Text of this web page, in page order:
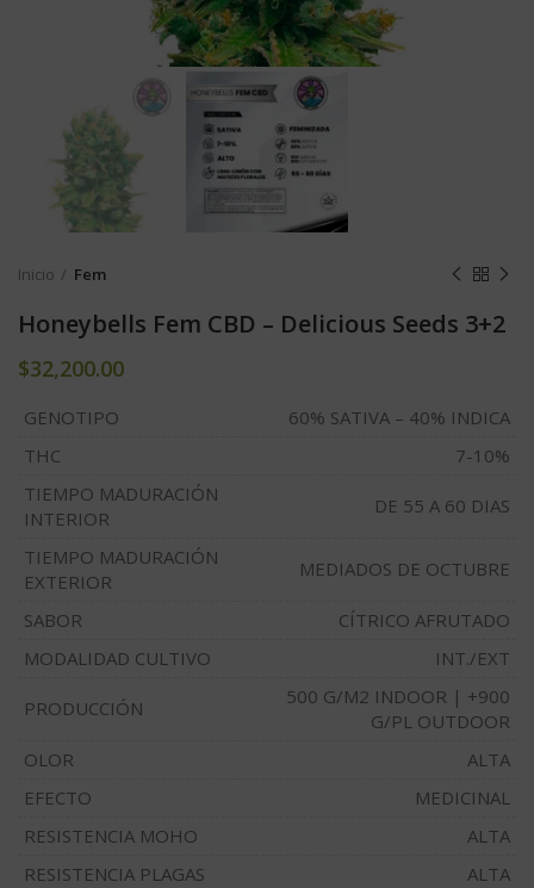
Inicio Fem
Honeybells Fem CBD – Delicious Seeds 3+2
$32,200.00
GENOTIPO
60% SATIVA – 40% INDICA
THC
7-10%
TIEMPO MADURACIÓN
INTERIOR
DE 55 A 60 DIAS
TIEMPO MADURACIÓN
EXTERIOR
MEDIADOS DE OCTUBRE
SABOR
CÍTRICO AFRUTADO
MODALIDAD CULTIVO
INT./EXT
PRODUCCIÓN
500 G/M2 INDOOR | +900
G/PL OUTDOOR
OLOR
ALTA
EFECTO
MEDICINAL
RESISTENCIA MOHO
ALTA
RESISTENCIA PLAGAS
ALTA